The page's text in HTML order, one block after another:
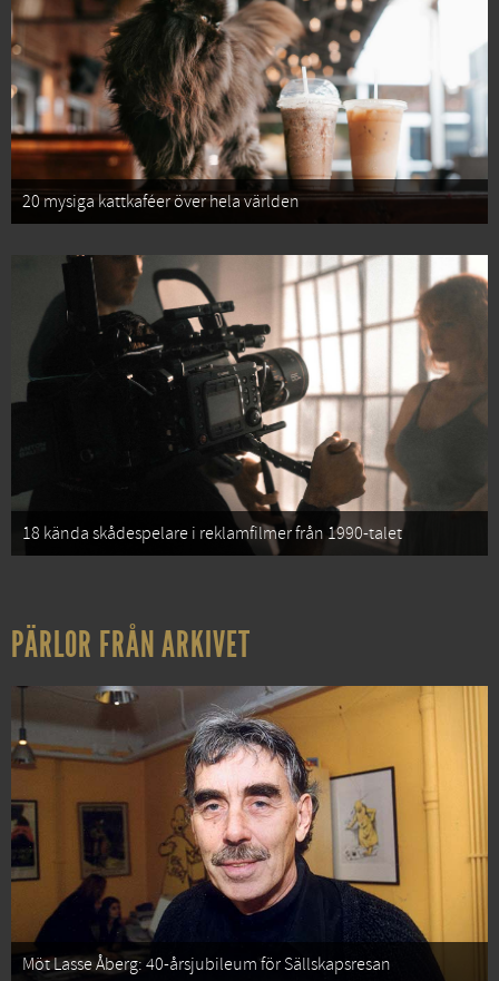
20 mysiga kattkaféer över hela världen
18 kända skådespelare i reklamfilmer från 1990-talet
PÄRLOR FRÅN ARKIVET
Möt Lasse Åberg: 40-årsjubileum för Sällskapsresan